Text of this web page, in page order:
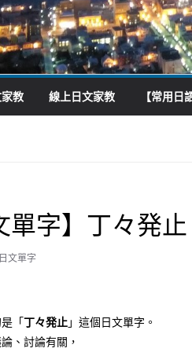
教 線上日文家教 【常用日
單字】丁々発止
日文單字
「丁々発止」這個日文單字。
、討論有關，